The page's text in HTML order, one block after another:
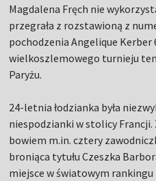
Magdalena Fręch nie
przegrała z rozstawioną z
pochodzenia Angelique Kerber
wielkoszlemowego turnieju
Paryżu.
24-letnia łodzianka była
niespodzianki w stolicy Francji.
bowiem m.in. cztery
broniąca tytułu Czeszka
miejsce w światowym rankingu